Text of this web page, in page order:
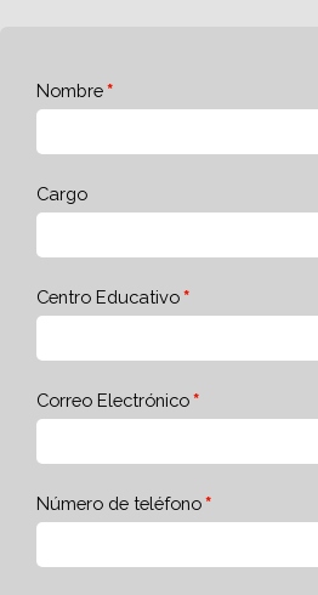
Nombre
Cargo
Centro Educativo
Correo Electrónico
Número de teléfono